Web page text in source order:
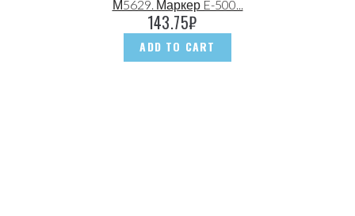
М5629. Маркер E-500...
143.75₽
ADD TO CART